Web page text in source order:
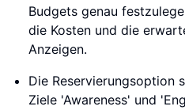
Budgets genau
die Kosten und die
Anzeigen.
Die Reservierungsoption
Ziele 'Awareness' und